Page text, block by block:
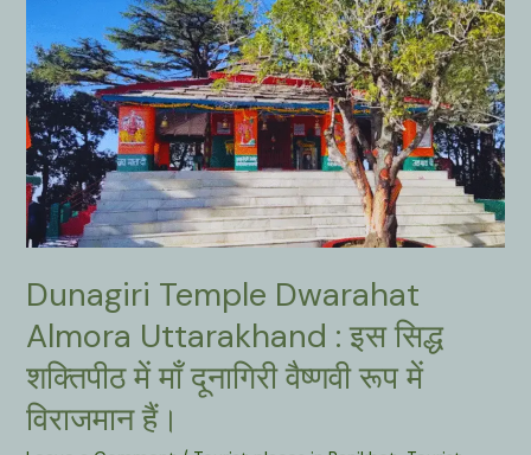
मंदिरों
का
गाँव
देखना
हो
तो
द्वाराहाट
चले
Dunagiri Temple Dwarahat
Almora Uttarakhand : इस सिद्ध
शक्तिपीठ में माँ दूनागिरी वैष्णवी रूप में
विराजमान हैं।